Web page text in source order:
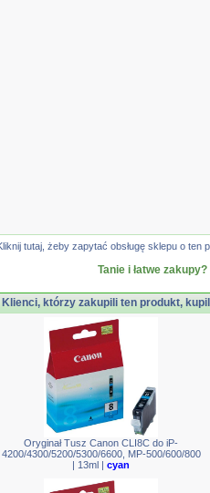
tutaj, żeby zapytać obsługę sklepu o
Tanie i łatwe
Klienci, którzy zakupili ten produkt,
Oryginał Tusz Canon CLI8C do iP-
4200/4300/5200/5300/6600, MP-500/600/800
| 13ml | cyan